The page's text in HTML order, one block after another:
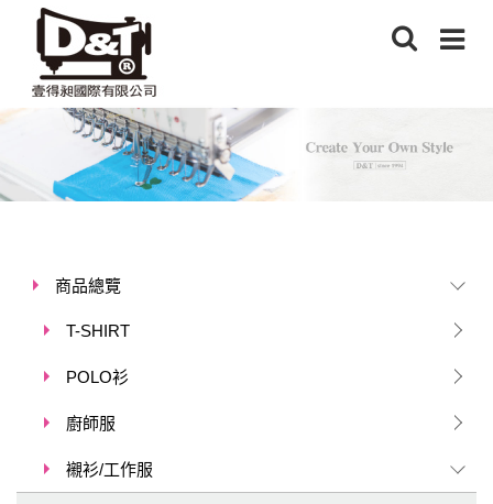
商品總覽
T-SHIRT
POLO衫
廚師服
襯衫/工作服